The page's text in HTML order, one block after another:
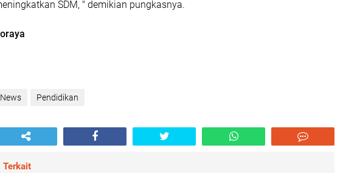
SDM, " demikian pungkasnya.
News Pendidikan
Terkait